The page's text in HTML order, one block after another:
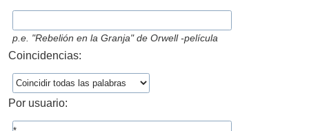
p.e. "Rebelión en la Granja" de Orwell -película
Coincidencias:
Por usuario: